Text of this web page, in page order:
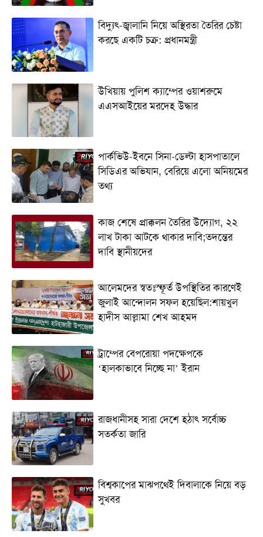
বিদ্যুৎ-জ্বালানি নিয়ে অস্থিরতা তৈরির চেষ্টা
করছে একটি চক্র: প্রধানমন্ত্রী
উখিয়ায় পুলিশ ক্যাম্পের ওয়াশরুমে
এএসআইয়ের মরদেহ উদ্ধার
পার্কভিউ-ইবনে সিনা-ডেল্টা হাসপাতালে
সিডিএর অভিযান, বেরিয়ে এলো অনিয়মের
তথ্য
কাজ শেষে প্রাক্কলন তৈরির উদ্যোগ, ২২
লাখ টাকা আটকে থাকার দাবি;তদন্তের
দাবি স্থানীয়দের
আলেমদের স্বতঃস্ফূর্ত উপস্থিতির কারণেই
জুলাই আন্দোলন সফল হয়েছিল:শায়খুল
হাদীস আল্লামা শেখ আহমদ
ট্রাম্পের বেপরোয়া পদক্ষেপকে
‘হালকাভাবে নিচ্ছে না’ ইরান
রাজধানীসহ সারা দেশে হঠাৎ সর্বোচ্চ
সতর্কতা জা‌রি
বিশ্বকাপের মাঝপথেই দিবালাকে নিয়ে বড়
সুখবর